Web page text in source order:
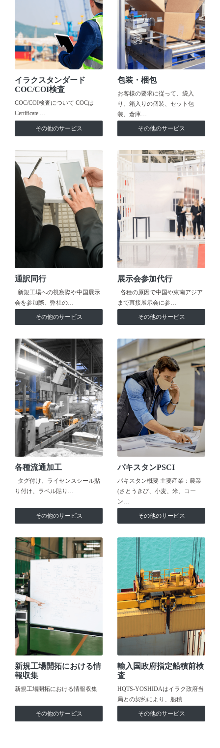
イラクスタンダード
COC/COI検査
COC/COI検査について COCは
Certificate …
その他のサービス
包装・梱包
お客様の要求に従って、袋入
り、箱入りの個装、セット包
装、倉庫…
その他のサービス
通訳同行
新規工場への視察際や中国展示
会を参加際、弊社の…
その他のサービス
展示会参加代行
各種の原因で中国や東南アジア
まで直接展示会に参…
その他のサービス
各種流通加工
タグ付け、ライセンスシール貼
り付け、ラベル貼り…
その他のサービス
パキスタンPSCI
パキスタン概要 主要産業：農業
(さとうきび、小麦、米、コー
ン…
その他のサービス
新規工場開拓における情
報収集
新規工場開拓における情報収集
その他のサービス
輸入国政府指定船積前検
査
HQTS-YOSHIDAはイラク政府当
局との契約により、船積…
その他のサービス